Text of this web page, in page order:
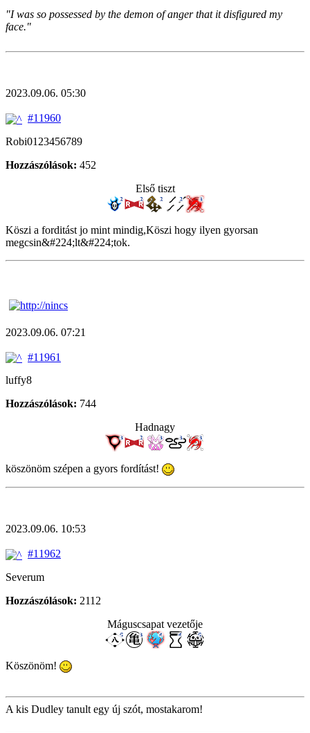
"I was so possessed by the demon of anger that it disfigured my
face."
2023.09.06. 05:30
#11960
Robi0123456789
Hozzászólások: 452
Első tiszt
Köszi a forditást jo mint mindig,Köszi hogy ilyen gyorsan
megcsin&#224;lt&#224;tok.
2023.09.06. 07:21
#11961
luffy8
Hozzászólások: 744
Hadnagy
köszönöm szépen a gyors fordítást!
2023.09.06. 10:53
#11962
Severum
Hozzászólások: 2112
Máguscsapat vezetője
Köszönöm!
A kis Dudley tanult egy új szót, mostakarom!